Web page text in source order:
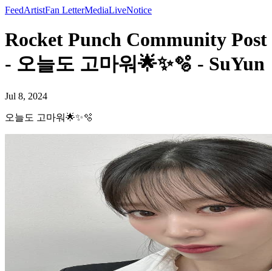
FeedArtistFan LetterMediaLiveNotice
Rocket Punch Community Post
- 오늘도 고마워🌟✨🫧 - SuYun
Jul 8, 2024
오늘도 고마워🌟✨🫧